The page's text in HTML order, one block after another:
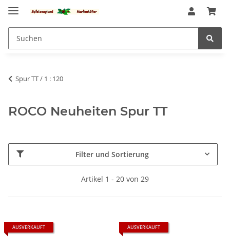
Spur TT / 1 : 120
ROCO Neuheiten Spur TT
Filter und Sortierung
Artikel 1 - 20 von 29
AUSVERKAUFT AUSVERKAUFT